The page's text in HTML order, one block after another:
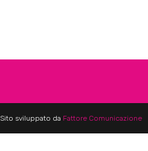
Sito sviluppato da Fattore Comunicazione